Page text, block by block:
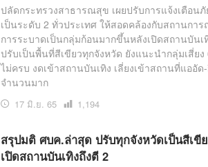
ปลัดกระทรวงสาธารณสุข เผยปรับการแจ้งเตือนภั
เป็นระดับ 2 ทั่วประเทศ ให้สอดคล้องกับสถานกา
การระบาดเป็นกลุ่มก้อนมากขึ้นหลังเปิดสถานบัน
ปรับเป็นพื้นที่สีเขียวทุกจังหวัด ยังแนะนำกลุ่มเสี่ย
ไม่ครบ งดเข้าสถานบันเทิง เลี่ยงเข้าสถานที่แออั
จำนวนมาก
17 มิ.ย. 65
เปิด
1,194
สรุปมติ ศบค.ล่าสุด ปรับทุกจังหวัดเป็นสีเขี
เปิดสถานบันเทิงถึงตี 2